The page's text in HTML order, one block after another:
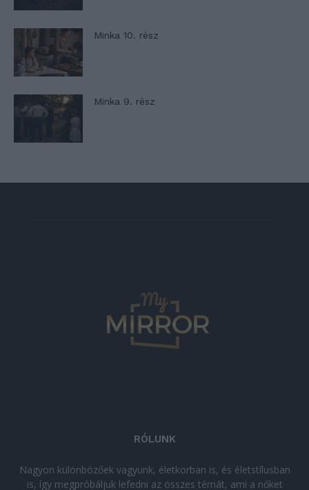
Minka 10. rész
Minka 9. rész
RÓLUNK
Nagyon különbözőek vagyunk, életkorban is, és életstílusban
is, így megpróbáljuk lefedni az összes témát, ami a nőket